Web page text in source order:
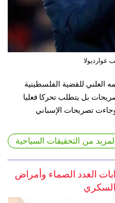
غوارديولا
للقضية الفلسطينية
بل يتطلب تحركا فعليا
تصريحات الإسباني
المزيد من التحقيقات السياحية
الغدد الصماء وأمراض